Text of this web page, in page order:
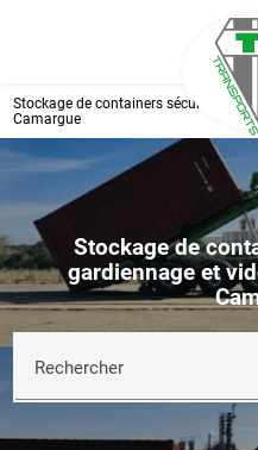
Stockage de containers sécurisé
Camargue
Stockage de
gardiennage et
Rechercher